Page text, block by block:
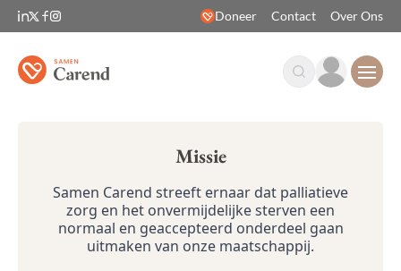
Doneer Contact Over Ons
Missie
Samen Carend streeft ernaar dat palliatieve
zorg en het onvermijdelijke sterven een
normaal en geaccepteerd onderdeel gaan
uitmaken van onze maatschappij.